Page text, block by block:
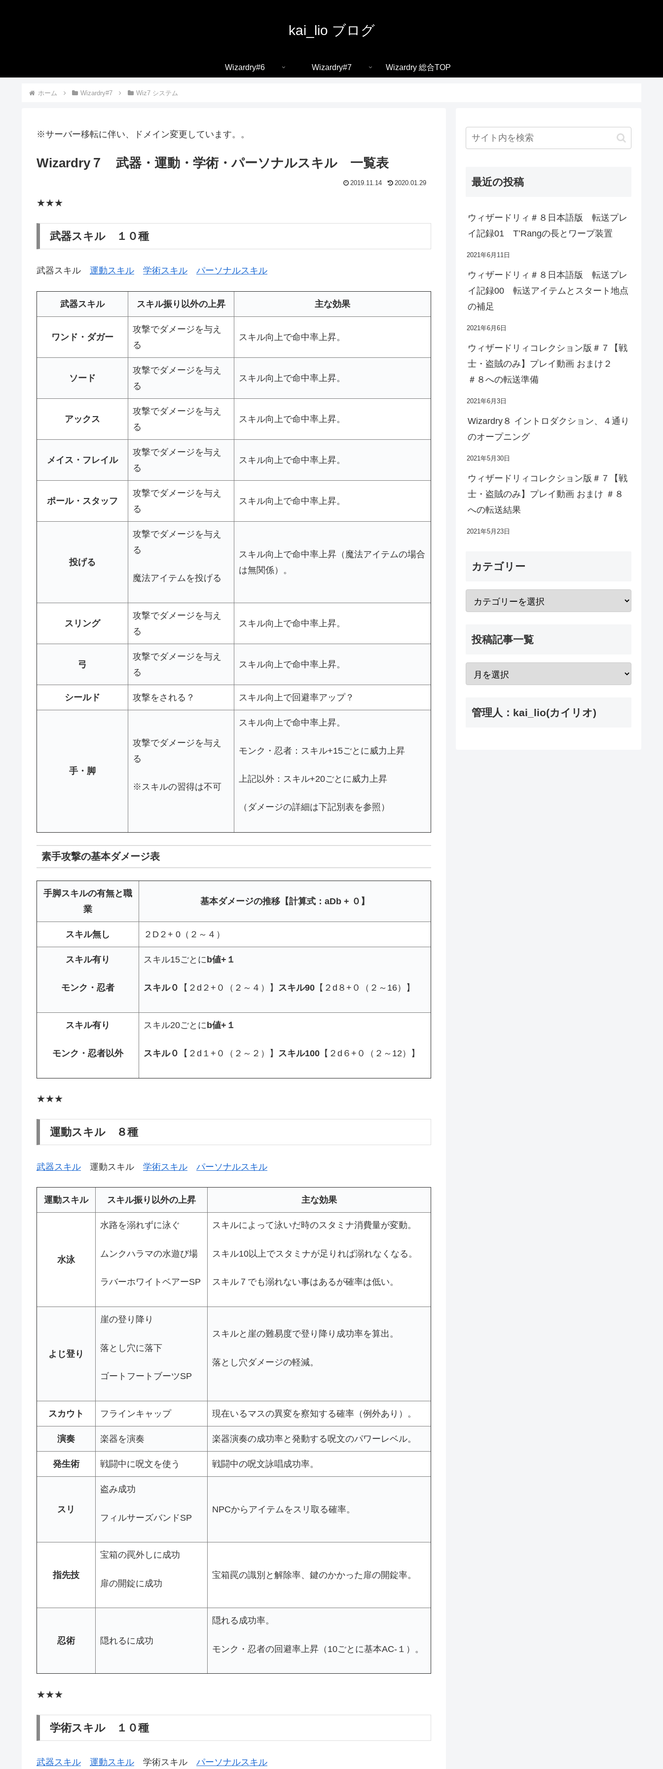
kai_lio ブログ
Wizardry#6 Wizardry#7 Wizardry 総合TOP
ホーム Wizardry#7 Wiz7 システム
※サーバー移転に伴い、ドメイン変更しています。。
Wizardry７ 武器・運動・学術・パーソナルスキル 一覧表
2019.11.14 2020.01.29
★★★
武器スキル １０種
武器スキル 運動スキル 学術スキル パーソナルスキル
武器スキル スキル振り以外の上昇 主な効果
ワンド・ダガー
攻撃でダメージを与え
る
スキル向上で命中率上昇。
ソード
攻撃でダメージを与え
る
スキル向上で命中率上昇。
アックス
攻撃でダメージを与え
る
スキル向上で命中率上昇。
メイス・フレイル
攻撃でダメージを与え
る
スキル向上で命中率上昇。
ポール・スタッフ
攻撃でダメージを与え
る
スキル向上で命中率上昇。
投げる
攻撃でダメージを与え
る
魔法アイテムを投げる
スキル向上で命中率上昇（魔法アイテムの場合
は無関係）。
スリング
攻撃でダメージを与え
る
スキル向上で命中率上昇。
弓
攻撃でダメージを与え
る
スキル向上で命中率上昇。
シールド 攻撃をされる？ スキル向上で回避率アップ？
手・脚
攻撃でダメージを与え
る
※スキルの習得は不可
スキル向上で命中率上昇。
モンク・忍者：スキル+15ごとに威力上昇
上記以外：スキル+20ごとに威力上昇
（ダメージの詳細は下記別表を参照）
素手攻撃の基本ダメージ表
手脚スキルの有無と職
業
基本ダメージの推移【計算式：aDb + ０】
スキル無し ２D２+ 0（２～４）
スキル有り
モンク・忍者
スキル15ごとに b値+１
スキル０ 【２d２+０（２～４）】 スキル90 【２d８+０（２～16）】
スキル有り
モンク・忍者以外
スキル20ごとに b値+１
スキル０ 【２d１+０（２～２）】 スキル100 【２d６+０（２～12）】
★★★
運動スキル ８種
武器スキル 運動スキル 学術スキル パーソナルスキル
運動スキル スキル振り以外の上昇 主な効果
水泳
水路を溺れずに泳ぐ
ムンクハラマの水遊び場
ラバーホワイトベアーSP
スキルによって泳いだ時のスタミナ消費量が変動。
スキル10以上でスタミナが足りれば溺れなくなる。
スキル７でも溺れない事はあるが確率は低い。
よじ登り
崖の登り降り
落とし穴に落下
ゴートフートブーツSP
スキルと崖の難易度で登り降り成功率を算出。
落とし穴ダメージの軽減。
スカウト フラインキャップ 現在いるマスの異変を察知する確率（例外あり）。
演奏 楽器を演奏 楽器演奏の成功率と発動する呪文のパワーレベル。
発生術 戦闘中に呪文を使う 戦闘中の呪文詠唱成功率。
スリ
盗み成功
フィルサーズバンドSP
NPCからアイテムをスリ取る確率。
指先技
宝箱の罠外しに成功
扉の開錠に成功
宝箱罠の識別と解除率、鍵のかかった扉の開錠率。
忍術 隠れるに成功
隠れる成功率。
モンク・忍者の回避率上昇（10ごとに基本AC-１）。
★★★
学術スキル １０種
武器スキル 運動スキル 学術スキル パーソナルスキル
最近の投稿
ウィザードリィ＃８日本語版 転送プレ
イ記録01 T’Rangの長とワープ装置
2021年6月11日
ウィザードリィ＃８日本語版 転送プレ
イ記録00 転送アイテムとスタート地点
の補足
2021年6月6日
ウィザードリィコレクション版＃７【戦
士・盗賊のみ】プレイ動画 おまけ２
＃８への転送準備
2021年6月3日
Wizardry８ イントロダクション、４通り
のオープニング
2021年5月30日
ウィザードリィコレクション版＃７【戦
士・盗賊のみ】プレイ動画 おまけ ＃８
への転送結果
2021年5月23日
カテゴリー
投稿記事一覧
管理人：kai_lio(カイリオ)